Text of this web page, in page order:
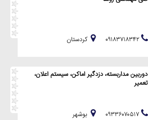
كردستان
دوربین مداربسته، دزدگیر اماکن، سیستم اعلان،
تعمیر
بوشهر